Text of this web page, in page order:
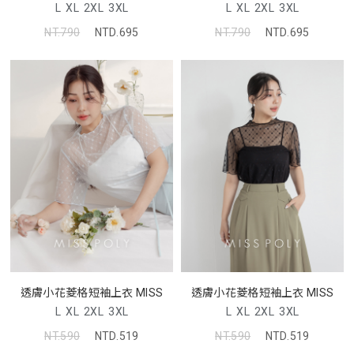
L XL 2XL 3XL
NT.790
NTD.695
L XL 2XL 3XL
NT.790
NTD.695
透膚小花菱格短袖上衣 MISS
L XL 2XL 3XL
NT.590
NTD.519
透膚小花菱格短袖上衣 MISS
L XL 2XL 3XL
NT.590
NTD.519